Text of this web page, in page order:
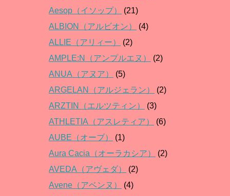
Aesop（イソップ）
(21)
ALBION（アルビオン）
(4)
ALLIE（アリィー）
(2)
AMPLE:N（アンプルエヌ）
(2)
ANUA（アヌア）
(5)
ARGELAN（アルジェラン）
(2)
ARZTIN（エルツティン）
(3)
ATHLETIA（アスレティア）
(6)
AUBE（オーブ）
(1)
Aura Cacia（オーラカシア）
(2)
AVEDA（アヴェダ）
(2)
Avene（アベンヌ）
(4)